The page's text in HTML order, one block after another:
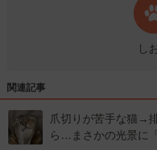
し
関連記事
爪切りが苦手な猫→
ら…まさかの光景に